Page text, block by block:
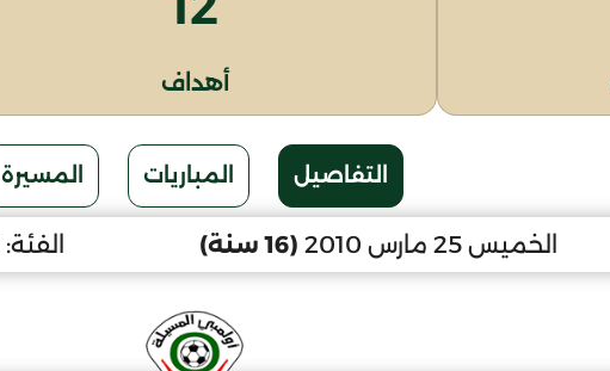
أهداف
التفاصيل المباريات المسيرة
الخميس 25 مارس 2010 (16 سنة) الفئة: